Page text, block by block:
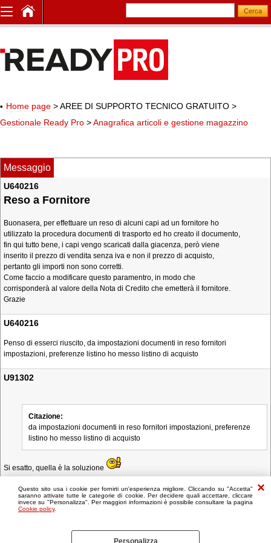
Questo sito usa i cookie per fornirti un'esperienza migliore. Cliccando su "Accetta"
saranno attivate tutte le categorie di cookie. Per decidere quali accettare, cliccare
invece su "Personalizza". Per maggiori informazioni è possibile consultare la pagina
Cookie policy.
Personalizza
Home page > AREE DI SUPPORTO TECNICO GRATUITO >
Gestionale Ready Pro >Anagrafica articoli e gestione magazzino
Messaggio
U640216
Reso a Fornitore
Buonasera, per effettuare un reso di alcuni capi ad un fornitore ho
utilizzato la procedura documenti di trasporto ed ho creato il documento,
fin qui tutto bene, i capi vengo scaricati dalla giacenza, però viene
inserito il prezzo di vendita senza iva e non il prezzo di acquisto,
pertanto gli importi non sono corretti.
Come faccio a modificare questo paramentro, in modo che
corrisponderà al valore della Nota di Credito che emetterà il fornitore.
Grazie
U640216
Penso di esserci riuscito, da impostazioni documenti in reso fornitori
impostazioni, preferenze listino ho messo listino di acquisto
U91302
Citazione:
da impostazioni documenti in reso fornitori impostazioni, preferenze
listino ho messo listino di acquisto
Si esatto, quella è la soluzione